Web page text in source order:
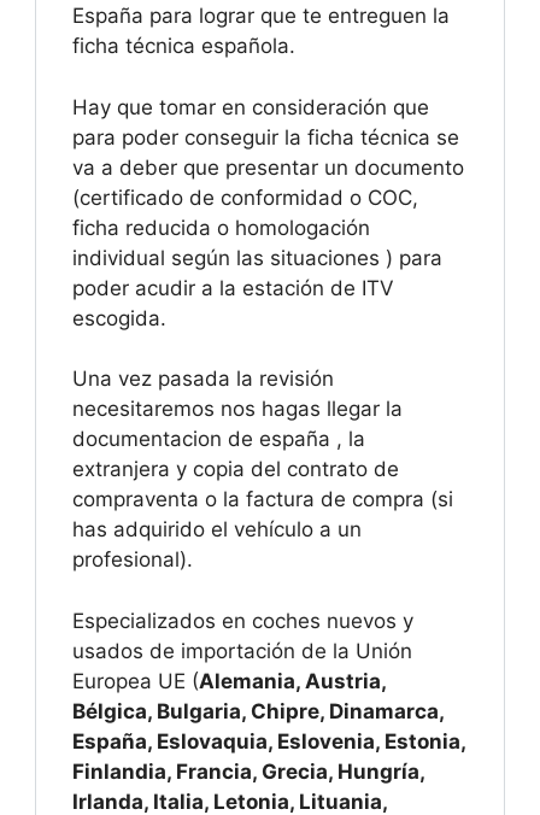
España para lograr que te entreguen la
ficha técnica española.
Hay que tomar en consideración que
para poder conseguir la ficha técnica se
va a deber que presentar un documento
(certificado de conformidad o COC,
ficha reducida o homologación
individual según las situaciones ) para
poder acudir a la estación de ITV
escogida.
Una vez pasada la revisión
necesitaremos nos hagas llegar la
documentacion de españa , la
extranjera y copia del contrato de
compraventa o la factura de compra (si
has adquirido el vehículo a un
profesional).
Especializados en coches nuevos y
usados de importación de la Unión
Europea UE (Alemania, Austria,
Bélgica, Bulgaria, Chipre, Dinamarca,
España, Eslovaquia, Eslovenia, Estonia,
Finlandia, Francia, Grecia, Hungría,
Irlanda, Italia, Letonia, Lituania,